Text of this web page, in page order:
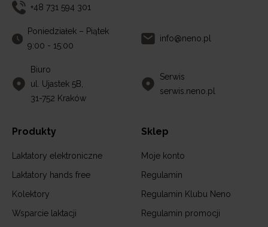
+48 731 594 301
Poniedziałek – Piątek
9:00 - 15:00
info@neno.pl
Biuro
ul. Ujastek 5B,
31-752 Kraków
Serwis
serwis.neno.pl
Produkty
Laktatory elektroniczne
Laktatory hands free
Kolektory
Wsparcie laktacji
Sklep
Moje konto
Regulamin
Regulamin Klubu Neno
Regulamin promocji